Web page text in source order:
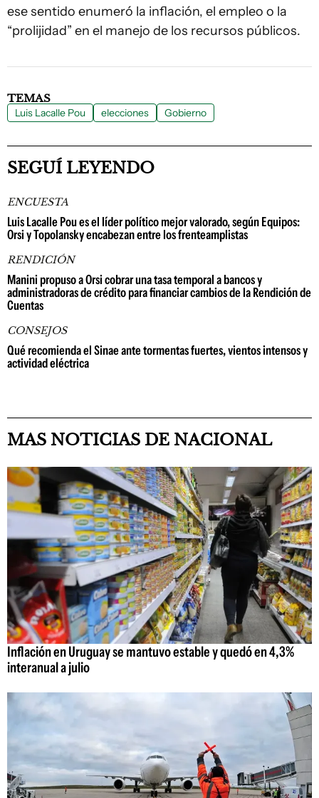
ese sentido enumeró la inflación, el empleo o la
“prolijidad” en el manejo de los recursos públicos.
TEMAS
Luis Lacalle Pou elecciones Gobierno
SEGUÍ LEYENDO
ENCUESTA
Luis Lacalle Pou es el líder político mejor valorado, según Equipos:
Orsi y Topolansky encabezan entre los frenteamplistas
RENDICIÓN
Manini propuso a Orsi cobrar una tasa temporal a bancos y
administradoras de crédito para financiar cambios de la Rendición de
Cuentas
CONSEJOS
Qué recomienda el Sinae ante tormentas fuertes, vientos intensos y
actividad eléctrica
MAS NOTICIAS DE NACIONAL
Inflación en Uruguay se mantuvo estable y quedó en 4,3%
interanual a julio